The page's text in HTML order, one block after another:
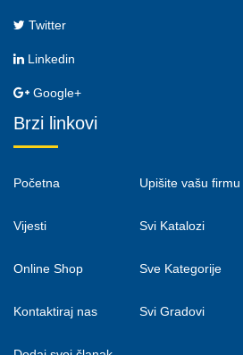
Twitter
Linkedin
Google+
Brzi linkovi
Početna
Vijesti
Online Shop
Kontaktiraj nas
Upišite vašu firmu
Svi Katalozi
Sve Kategorije
Svi Gradovi